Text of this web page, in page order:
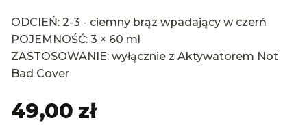
ODCIEŃ: 2-3 - ciemny brąz wpadający w czerń
POJEMNOŚĆ: 3 × 60 ml
ZASTOSOWANIE: wyłącznie z Aktywatorem Not
Bad Cover
49,00 zł